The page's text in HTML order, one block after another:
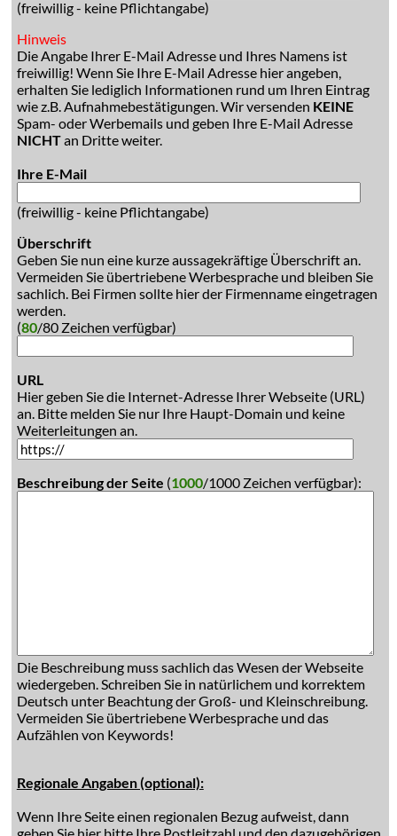
(freiwillig - keine Pflichtangabe)
Hinweis
Die Angabe Ihrer E-Mail Adresse und Ihres Namens ist
freiwillig! Wenn Sie Ihre E-Mail Adresse hier angeben,
erhalten Sie lediglich Informationen rund um Ihren Eintrag
wie z.B. Aufnahmebestätigungen. Wir versenden KEINE
Spam- oder Werbemails und geben Ihre E-Mail Adresse
NICHTan Dritte weiter.
Ihre E-Mail
(freiwillig - keine Pflichtangabe)
Überschrift
Geben Sie nun eine kurze aussagekräftige Überschrift an.
Vermeiden Sie übertriebene Werbesprache und bleiben Sie
sachlich. Bei Firmen sollte hier der Firmenname eingetragen
werden.
(80/80 Zeichen verfügbar)
URL
Hier geben Sie die Internet-Adresse Ihrer Webseite (URL)
an. Bitte melden Sie nur Ihre Haupt-Domain und keine
Weiterleitungen an.
Beschreibung der Seite (1000/1000 Zeichen verfügbar):
Die Beschreibung muss sachlich das Wesen der Webseite
wiedergeben. Schreiben Sie in natürlichem und korrektem
Deutsch unter Beachtung der Groß- und Kleinschreibung.
Vermeiden Sie übertriebene Werbesprache und das
Aufzählen von Keywords!
Regionale Angaben (optional):
Wenn Ihre Seite einen regionalen Bezug aufweist, dann